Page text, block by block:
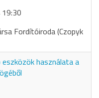
Fordítóiroda (Czopyk
használata a